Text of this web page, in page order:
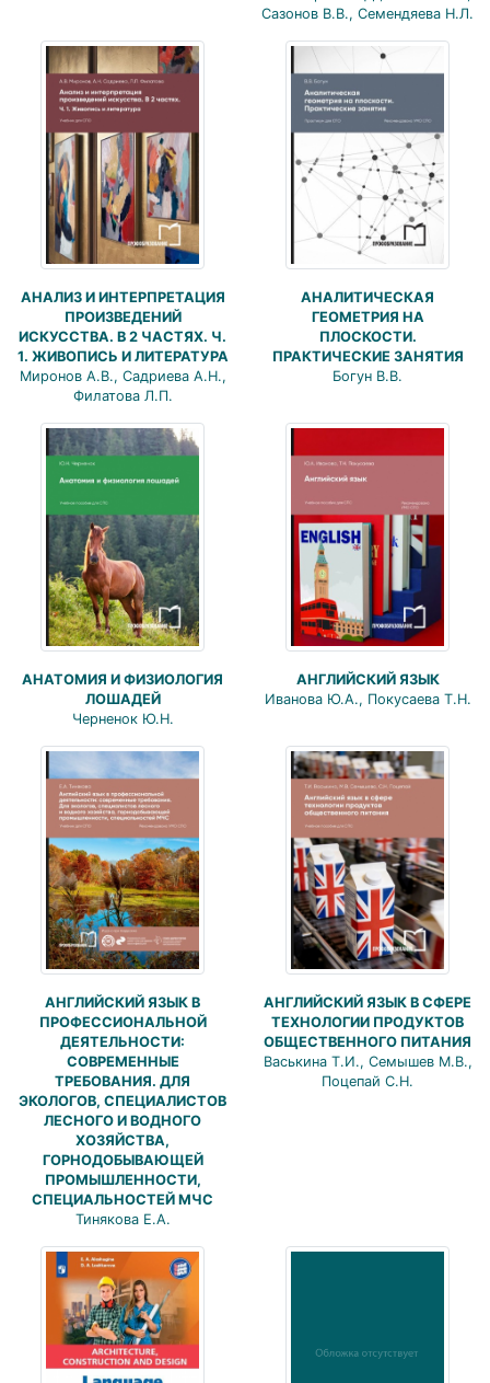
Сазонов В.В., Семендяева Н.Л.
АНАЛИЗ И ИНТЕРПРЕТАЦИЯ
ПРОИЗВЕДЕНИЙ
ИСКУССТВА. В 2 ЧАСТЯХ. Ч.
1. ЖИВОПИСЬ И ЛИТЕРАТУРА
Миронов А.В., Садриева А.Н.,
Филатова Л.П.
АНАЛИТИЧЕСКАЯ
ГЕОМЕТРИЯ НА
ПЛОСКОСТИ.
ПРАКТИЧЕСКИЕ ЗАНЯТИЯ
Богун В.В.
АНАТОМИЯ И ФИЗИОЛОГИЯ
ЛОШАДЕЙ
Черненок Ю.Н.
АНГЛИЙСКИЙ ЯЗЫК
Иванова Ю.А., Покусаева Т.Н.
АНГЛИЙСКИЙ ЯЗЫК В
ПРОФЕССИОНАЛЬНОЙ
ДЕЯТЕЛЬНОСТИ:
СОВРЕМЕННЫЕ
ТРЕБОВАНИЯ. ДЛЯ
ЭКОЛОГОВ, СПЕЦИАЛИСТОВ
ЛЕСНОГО И ВОДНОГО
ХОЗЯЙСТВА,
ГОРНОДОБЫВАЮЩЕЙ
ПРОМЫШЛЕННОСТИ,
СПЕЦИАЛЬНОСТЕЙ МЧС
Тинякова Е.А.
АНГЛИЙСКИЙ ЯЗЫК В СФЕРЕ
ТЕХНОЛОГИИ ПРОДУКТОВ
ОБЩЕСТВЕННОГО ПИТАНИЯ
Васькина Т.И., Семышев М.В.,
Поцепай С.Н.